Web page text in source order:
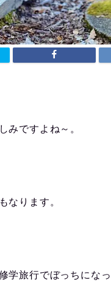
みですよね～。
なります。
学旅行でぼっちにな